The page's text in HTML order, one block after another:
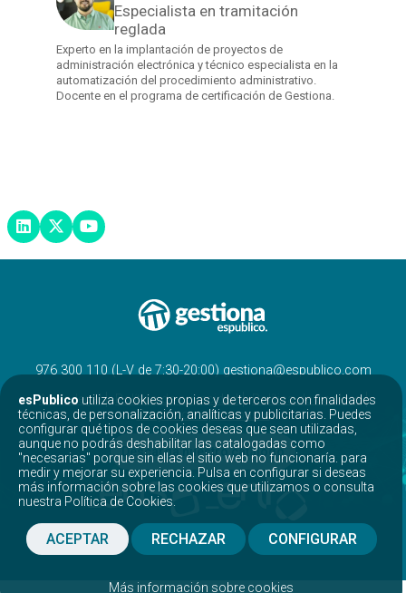
Especialista en tramitación
reglada
Experto en la implantación de proyectos de
administración electrónica y técnico especialista en la
automatización del procedimiento administrativo.
Docente en el programa de certificación de Gestiona.
976 300 110 (L-V de 7:30-20:00) gestiona@espublico.com
Aviso legal
Política de privacidad
Política de cookies
Proyectos opensource
Descarga nuestro catálogo
esPublico utiliza cookies propias y de terceros con finalidades
técnicas, de personalización, analíticas y publicitarias. Puedes
configurar qué tipos de cookies deseas que sean utilizadas,
aunque no podrás deshabilitar las catalogadas como
"necesarias" porque sin ellas el sitio web no funcionaría. para
medir y mejorar su experiencia. Pulsa en configurar si deseas
más información sobre las cookies que utilizamos o consulta
nuestra Política de Cookies
ACEPTAR RECHAZAR CONFIGURAR
Más información sobre cookies